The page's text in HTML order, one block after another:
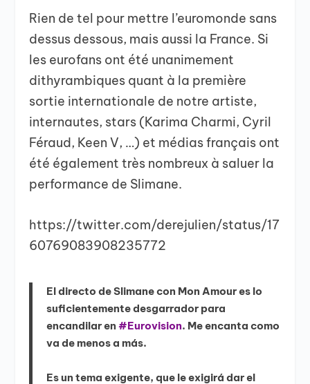
Rien de tel pour mettre l’euromonde sans
dessus dessous, mais aussi la France. Si
les eurofans ont été unanimement
dithyrambiques quant à la première
sortie internationale de notre artiste,
internautes, stars (Karima Charmi, Cyril
Féraud, Keen V, …) et médias français ont
été également très nombreux à saluer la
performance de Slimane.
https://twitter.com/derejulien/status/17
60769083908235772
El directo de Slimane con Mon Amour es lo
suficientemente desgarrador para
encandilar en#Eurovision. Me encanta como
va de menos a más.
Es un tema exigente, que le exigirá dar el